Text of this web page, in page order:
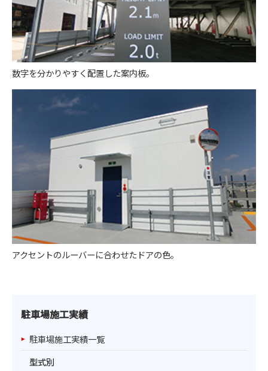
数字を分かりやすく配置した案内板。
アクセントのルーバーに合わせたドアの色。
駐車場施工実績
駐車場施工実績一覧
型式別